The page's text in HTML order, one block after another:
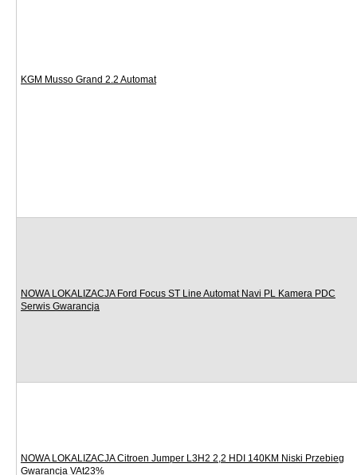
KGM Musso Grand 2.2 Automat
NOWA LOKALIZACJA Ford Focus ST Line Automat Navi PL Kamera PDC
Serwis Gwarancja
NOWA LOKALIZACJA Citroen Jumper L3H2 2,2 HDI 140KM Niski Przebieg
Gwarancja VAt23%